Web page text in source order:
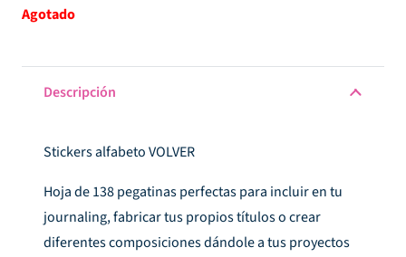
$342.$120.
Agotado
Descripción
Stickers alfabeto VOLVER
Hoja de 138 pegatinas perfectas para incluir en tu
journaling, fabricar tus propios títulos o crear
diferentes composiciones dándole a tus proyectos